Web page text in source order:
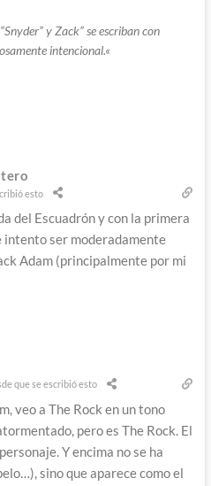
y Zack” se escriban con
intencional.«
esto
del Escuadrón y con la primera
ser moderadamente
Adam (principalmente por mi
que se escribió esto
veo a The Rock en un tono
pero es The Rock. El
Y encima no se ha
sino que aparece como el